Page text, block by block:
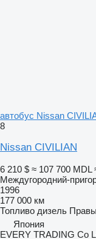
автобус Nissan
8
Nissan CIVILIAN
6 210 $ ≈ 107 700 MDL
Междугородний-
1996
177 000 км
Топливо дизель
Япония
EVERY TRADING Co